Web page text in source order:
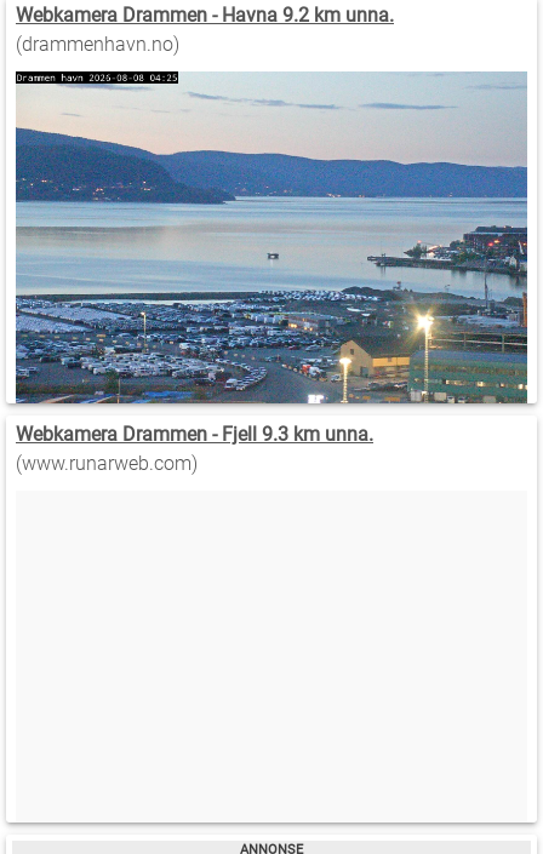
Webkamera Drammen - Havna 9.2 km unna.
(drammenhavn.no)
Webkamera Drammen - Fjell 9.3 km unna.
(www.runarweb.com)